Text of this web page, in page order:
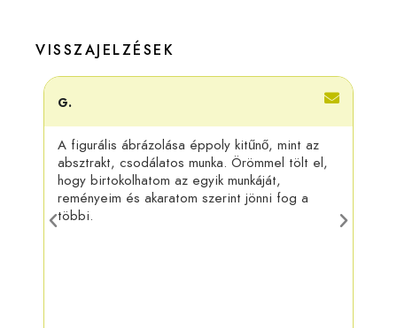
VISSZAJELZÉSEK
G.
A figurális ábrázolása éppoly kitűnő, mint az
absztrakt, csodálatos munka. Örömmel tölt el,
hogy birtokolhatom az egyik munkáját,
reményeim és akaratom szerint jönni fog a
többi.